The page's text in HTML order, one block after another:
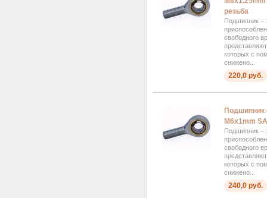
резьба
Подшипник –
свободного
которых с
снижено...
220,0 руб.
Подшипник
M6x1mm
Подшипник –
свободного
которых с
снижено...
240,0 руб.